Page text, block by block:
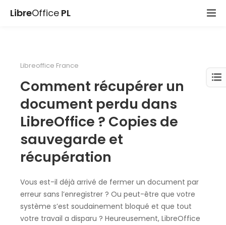
LibreOffice PL
Libreoffice France
Comment récupérer un
document perdu dans
LibreOffice ? Copies de
sauvegarde et
récupération
Vous est-il déjà arrivé de fermer un document par
erreur sans l’enregistrer ? Ou peut-être que votre
système s’est soudainement bloqué et que tout
votre travail a disparu ? Heureusement, LibreOffice